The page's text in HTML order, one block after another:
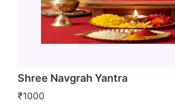
Shree Navgrah Yantra
₹1000